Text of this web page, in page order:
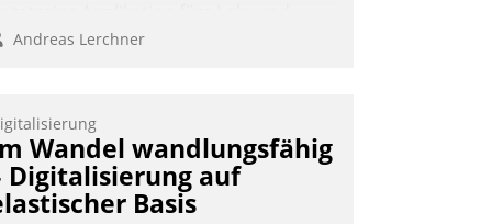
Management einen eigenen
Andreas Lerchner
Wandel wandlungsfähig
Digitalisierung auf
Basis